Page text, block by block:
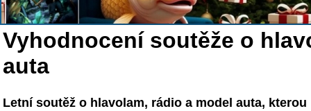
Vyhodnocení soutěže o
auta
Letní soutěž o hlavolam, rádio a model auta,